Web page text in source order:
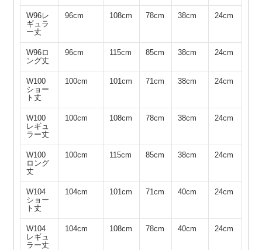
W96レ
ギュラ
ー丈
96cm 108cm 78cm 38cm 24cm
W96ロ
ング丈
96cm 115cm 85cm 38cm 24cm
W100
ショー
ト丈
100cm 101cm 71cm 38cm 24cm
W100
レギュ
ラー丈
100cm 108cm 78cm 38cm 24cm
W100
ロング
丈
100cm 115cm 85cm 38cm 24cm
W104
ショー
ト丈
104cm 101cm 71cm 40cm 24cm
W104
レギュ
ラー丈
104cm 108cm 78cm 40cm 24cm